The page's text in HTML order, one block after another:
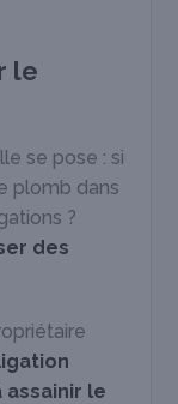
le
se pose : si
plomb dans
?
des
assainir le